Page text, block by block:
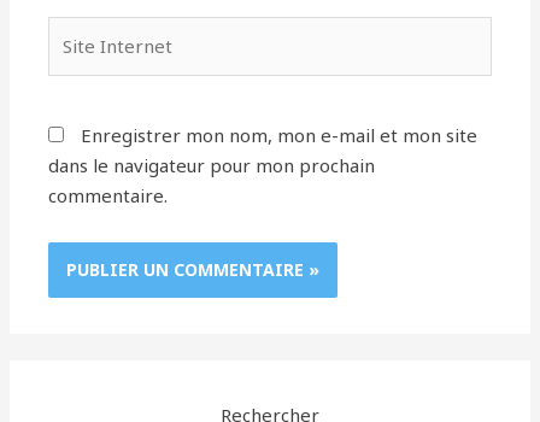
Internet
Enregistrer mon nom, mon e-mail et mon site
dans le navigateur pour mon prochain
commentaire.
Rechercher